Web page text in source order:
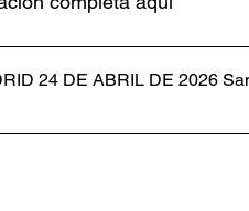
24 DE ABRIL DE 2026